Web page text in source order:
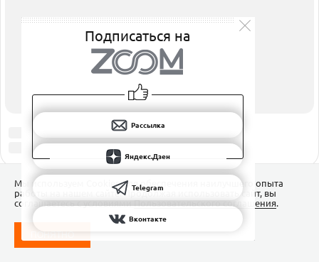
ВКОНТАКТЕПодписаться на
Рассылка
Яндекс.Дзен
Telegram
Вконтакте
Мы используем Сookies для обеспечения наилучшего опыта
работы на нашем сайте. Продолжая использовать сайт, вы
соглашаетесь с условиямиПользовательского соглашения.
ПОНЯТНО